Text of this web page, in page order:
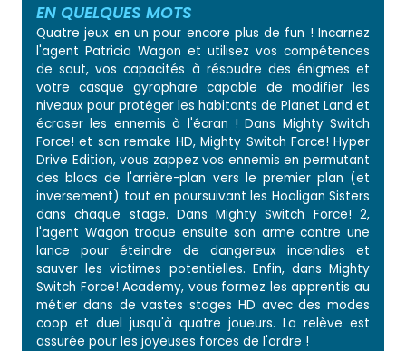
EN QUELQUES MOTS
Quatre jeux en un pour encore plus de fun ! Incarnez
l'agent Patricia Wagon et utilisez vos compétences
de saut, vos capacités à résoudre des énigmes et
votre casque gyrophare capable de modifier les
niveaux pour protéger les habitants de Planet Land et
écraser les ennemis à l'écran ! Dans Mighty Switch
Force! et son remake HD, Mighty Switch Force! Hyper
Drive Edition, vous zappez vos ennemis en permutant
des blocs de l'arrière-plan vers le premier plan (et
inversement) tout en poursuivant les Hooligan Sisters
dans chaque stage. Dans Mighty Switch Force! 2,
l'agent Wagon troque ensuite son arme contre une
lance pour éteindre de dangereux incendies et
sauver les victimes potentielles. Enfin, dans Mighty
Switch Force! Academy, vous formez les apprentis au
métier dans de vastes stages HD avec des modes
coop et duel jusqu'à quatre joueurs. La relève est
assurée pour les joyeuses forces de l'ordre !